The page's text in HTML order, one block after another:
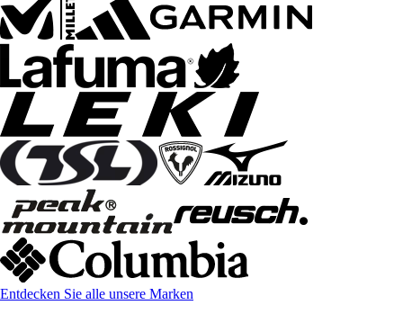
Entdecken Sie alle unsere Marken